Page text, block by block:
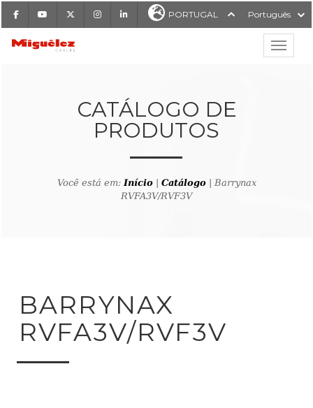
FacebookYoutube InstagramLinkedIn PORTUGAL Português
Miguélez Cabos
CATÁLOGO DE
PRODUTOS
Você está em:Início| Catálogo| Barrynax
RVFA3V/RVF3V
ao buscador de produtos
BARRYNAX
RVFA3V/RVF3V